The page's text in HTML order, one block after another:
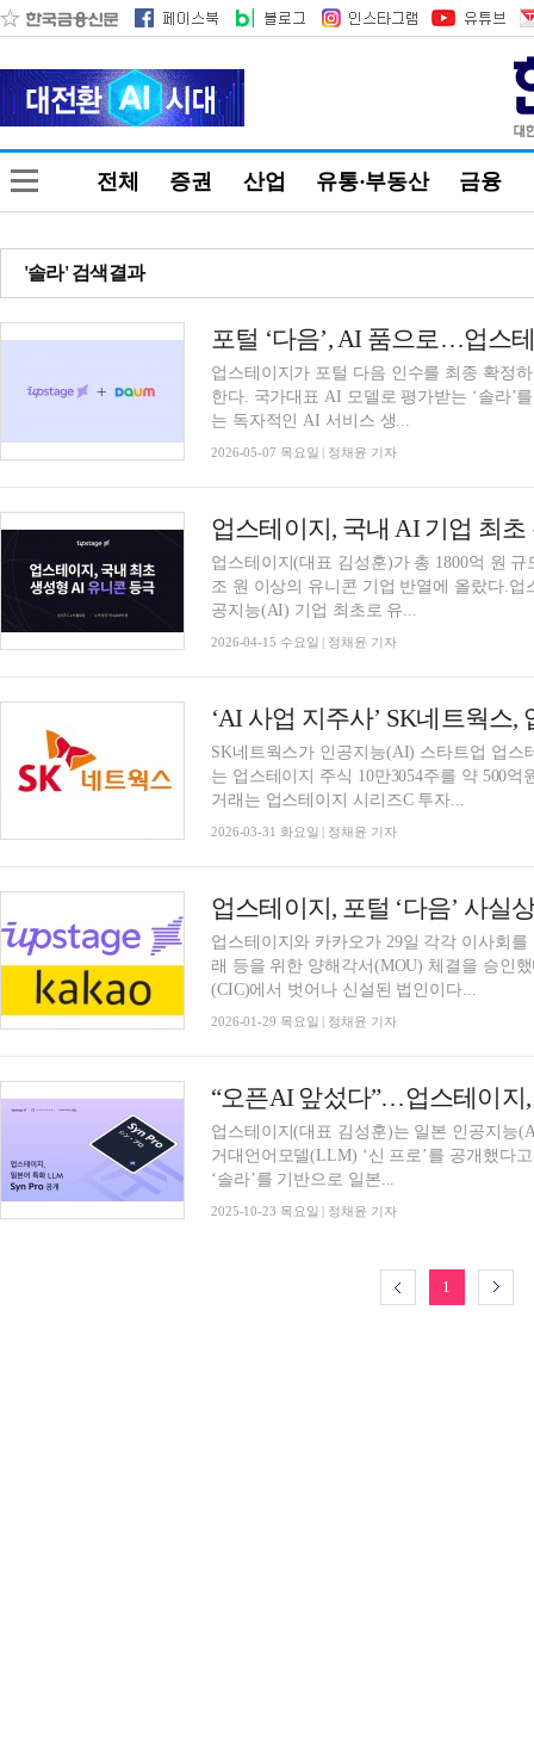
전체 증권 산업 유통·부동산 금융
'솔라' 검색결과
포털 ‘다음’, AI 품으로…업스
업스테이지가 포털 다음 인수를 최종 확정
한다. 국가대표 AI 모델로 평가받는 ‘솔라’
는 독자적인 AI 서비스 생...
2026-05-07 목요일 | 정채윤 기자
업스테이지, 국내 AI 기업 최
업스테이지(대표 김성훈)가 총 1800억 원
조 원 이상의 유니콘 기업 반열에 올랐다.
공지능(AI) 기업 최초로 유...
2026-04-15 수요일 | 정채윤 기자
‘AI 사업 지주사’ SK네트웍스
SK네트웍스가 인공지능(AI) 스타트업 업스
는 업스테이지 주식 10만3054주를 약 500
거래는 업스테이지 시리즈C 투자...
2026-03-31 화요일 | 정채윤 기자
업스테이지, 포털 ‘다음’ 사
업스테이지와 카카오가 29일 각각 이사회
래 등을 위한 양해각서(MOU) 체결을 승인
(CIC)에서 벗어나 신설된 법인이다...
2026-01-29 목요일 | 정채윤 기자
“오픈AI 앞섰다”…업스테이지,
업스테이지(대표 김성훈)는 일본 인공지능
거대언어모델(LLM) ‘신 프로’를 공개했다
‘솔라’를 기반으로 일본...
2025-10-23 목요일 | 정채윤 기자
1